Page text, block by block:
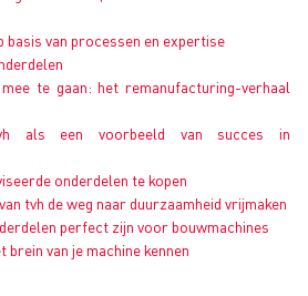
basis van processen en expertise
te gaan: het remanufacturing-verhaal
als een voorbeeld van succes in
onderdelen te kopen
tvh de weg naar duurzaamheid vrijmaken
perfect zijn voor bouwmachines
van je machine kennen